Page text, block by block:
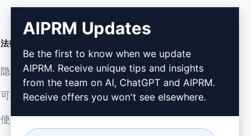
法律
隐私政策 (en)
可接受使用政策 (en)
使用条款 (en)
如何安装 (en)
谷歌浏览器 (en)
微软边缘 (en)
AIPRM Updates
Be the first to know when we update
AIPRM. Receive unique tips and insights
from the team on AI, ChatGPT and AIPRM.
Receive offers you won't see elsewhere.